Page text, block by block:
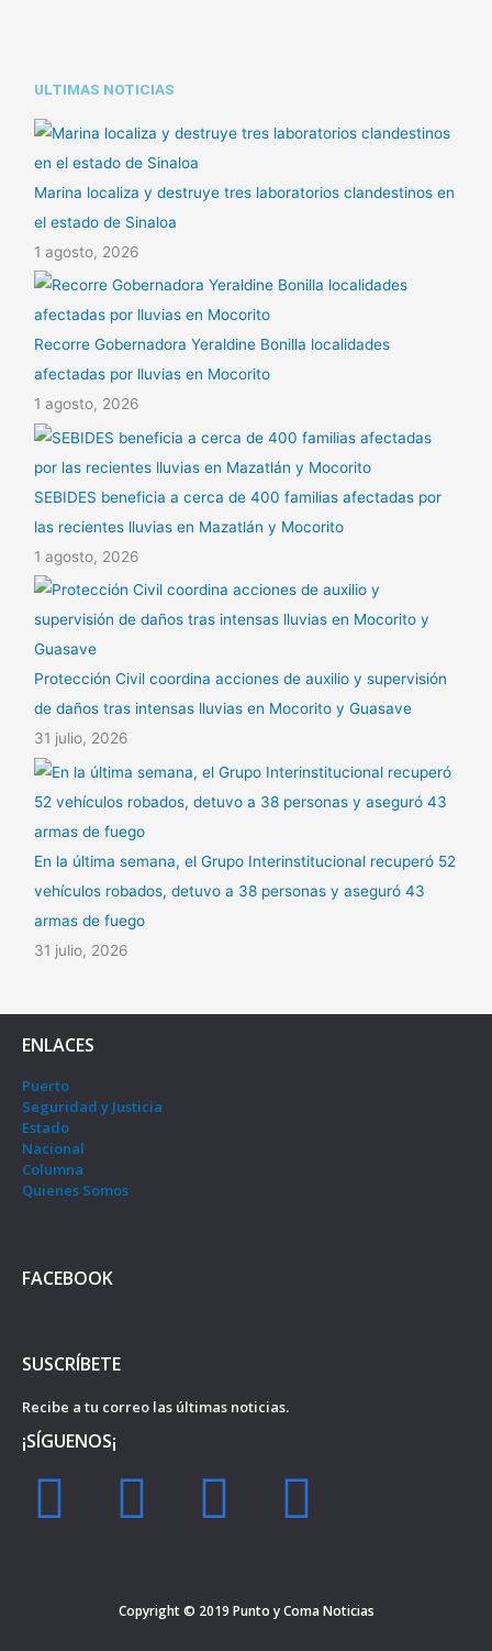
ULTIMAS NOTICIAS
Marina localiza y destruye tres laboratorios clandestinos en
el estado de Sinaloa
1 agosto, 2026
Recorre Gobernadora Yeraldine Bonilla localidades
afectadas por lluvias en Mocorito
1 agosto, 2026
SEBIDES beneficia a cerca de 400 familias afectadas por
las recientes lluvias en Mazatlán y Mocorito
1 agosto, 2026
Protección Civil coordina acciones de auxilio y supervisión
de daños tras intensas lluvias en Mocorito y Guasave
31 julio, 2026
En la última semana, el Grupo Interinstitucional recuperó 52
vehículos robados, detuvo a 38 personas y aseguró 43
armas de fuego
31 julio, 2026
ENLACES
Puerto
Seguridad y Justicia
Estado
Nacional
Columna
Quienes Somos
FACEBOOK
SUSCRÍBETE
Recibe a tu correo las últimas noticias.
¡SÍGUENOS¡
F
I
s
Y
u
T
i
Copyright © 2019 Punto y Coma Noticias